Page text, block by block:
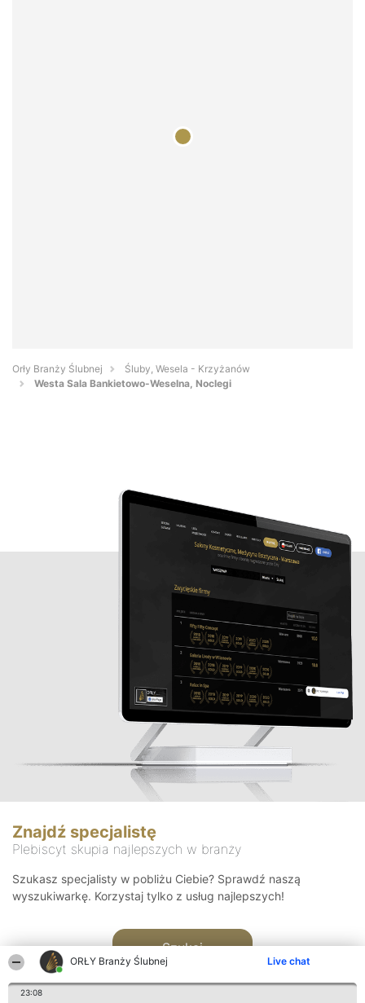
ORŁY Branży Ślubnej Live chat
23:08
Orły Branży Ślubnej
Śluby, Wesela - Krzyżanów
Westa Sala Bankietowo-Weselna, Noclegi
Znajdź specjalistę
Plebiscyt skupia najlepszych w branży
Szukasz specjalisty w pobliżu Ciebie? Sprawdź naszą
wyszukiwarkę. Korzystaj tylko z usług najlepszych!
Szukaj